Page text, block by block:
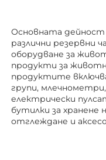
Основната дейност
различни резервни
оборудване за
продукти за
продуктите
групи,
електрически
бутилки за хранене
отглеждане и